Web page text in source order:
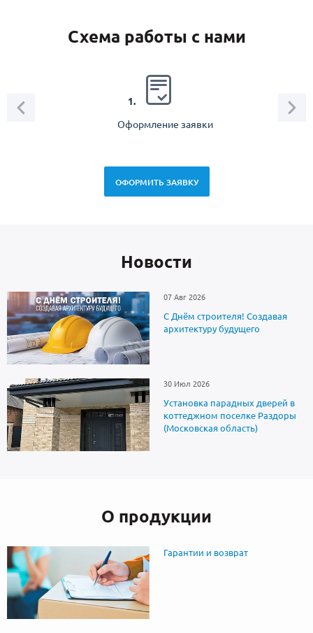
Схема работы с нами
1.
Оформление заявки
ОФОРМИТЬ ЗАЯВКУ
Новоcти
07 Авг 2026
С Днём строителя! Создавая
архитектуру будущего
30 Июл 2026
Установка парадных дверей в
коттеджном поселке Раздоры
(Московская область)
О продукции
Гарантии и возврат